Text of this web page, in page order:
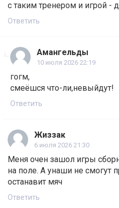
с таким тренером и игрой -
Ответить
Амангельды
10 июля 2026 22:19
гогм,
смеёшся что-ли,невыйдут!
Ответить
Жиззак
6 июля 2026 21:30
Меня очен зашол игры
на поле. А унаши не смогут
останавит мяч
Ответить